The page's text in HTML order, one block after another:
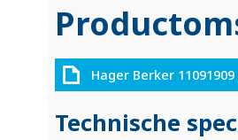
Hager Berker
Technische